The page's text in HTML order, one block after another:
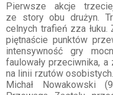
Pierwsze akcje
ze story obu drużyn.
celnych trafień zza łuku.
piętnaście punktów
intensywność gry
faulowały przeciwnika,
na linii rzutów
Michał Nowakowski